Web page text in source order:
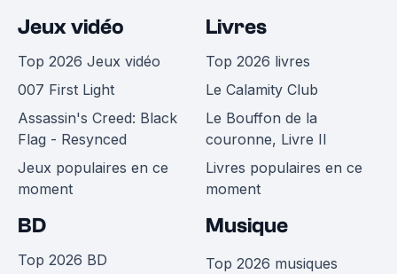
Jeux vidéo
Top 2026 Jeux vidéo
007 First Light
Assassin's Creed: Black
Flag - Resynced
Jeux populaires en ce
moment
Livres
Top 2026 livres
Le Calamity Club
Le Bouffon de la
couronne, Livre II
Livres populaires en ce
moment
BD
Top 2026 BD
Musique
Top 2026 musiques